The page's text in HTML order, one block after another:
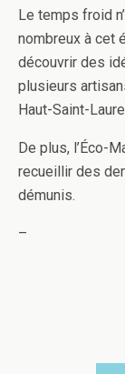
Le temps froid
nombreux à cet
découvrir des
plusieurs
Haut-Saint-
De plus, l’Éco-
recueillir des
démunis.
–